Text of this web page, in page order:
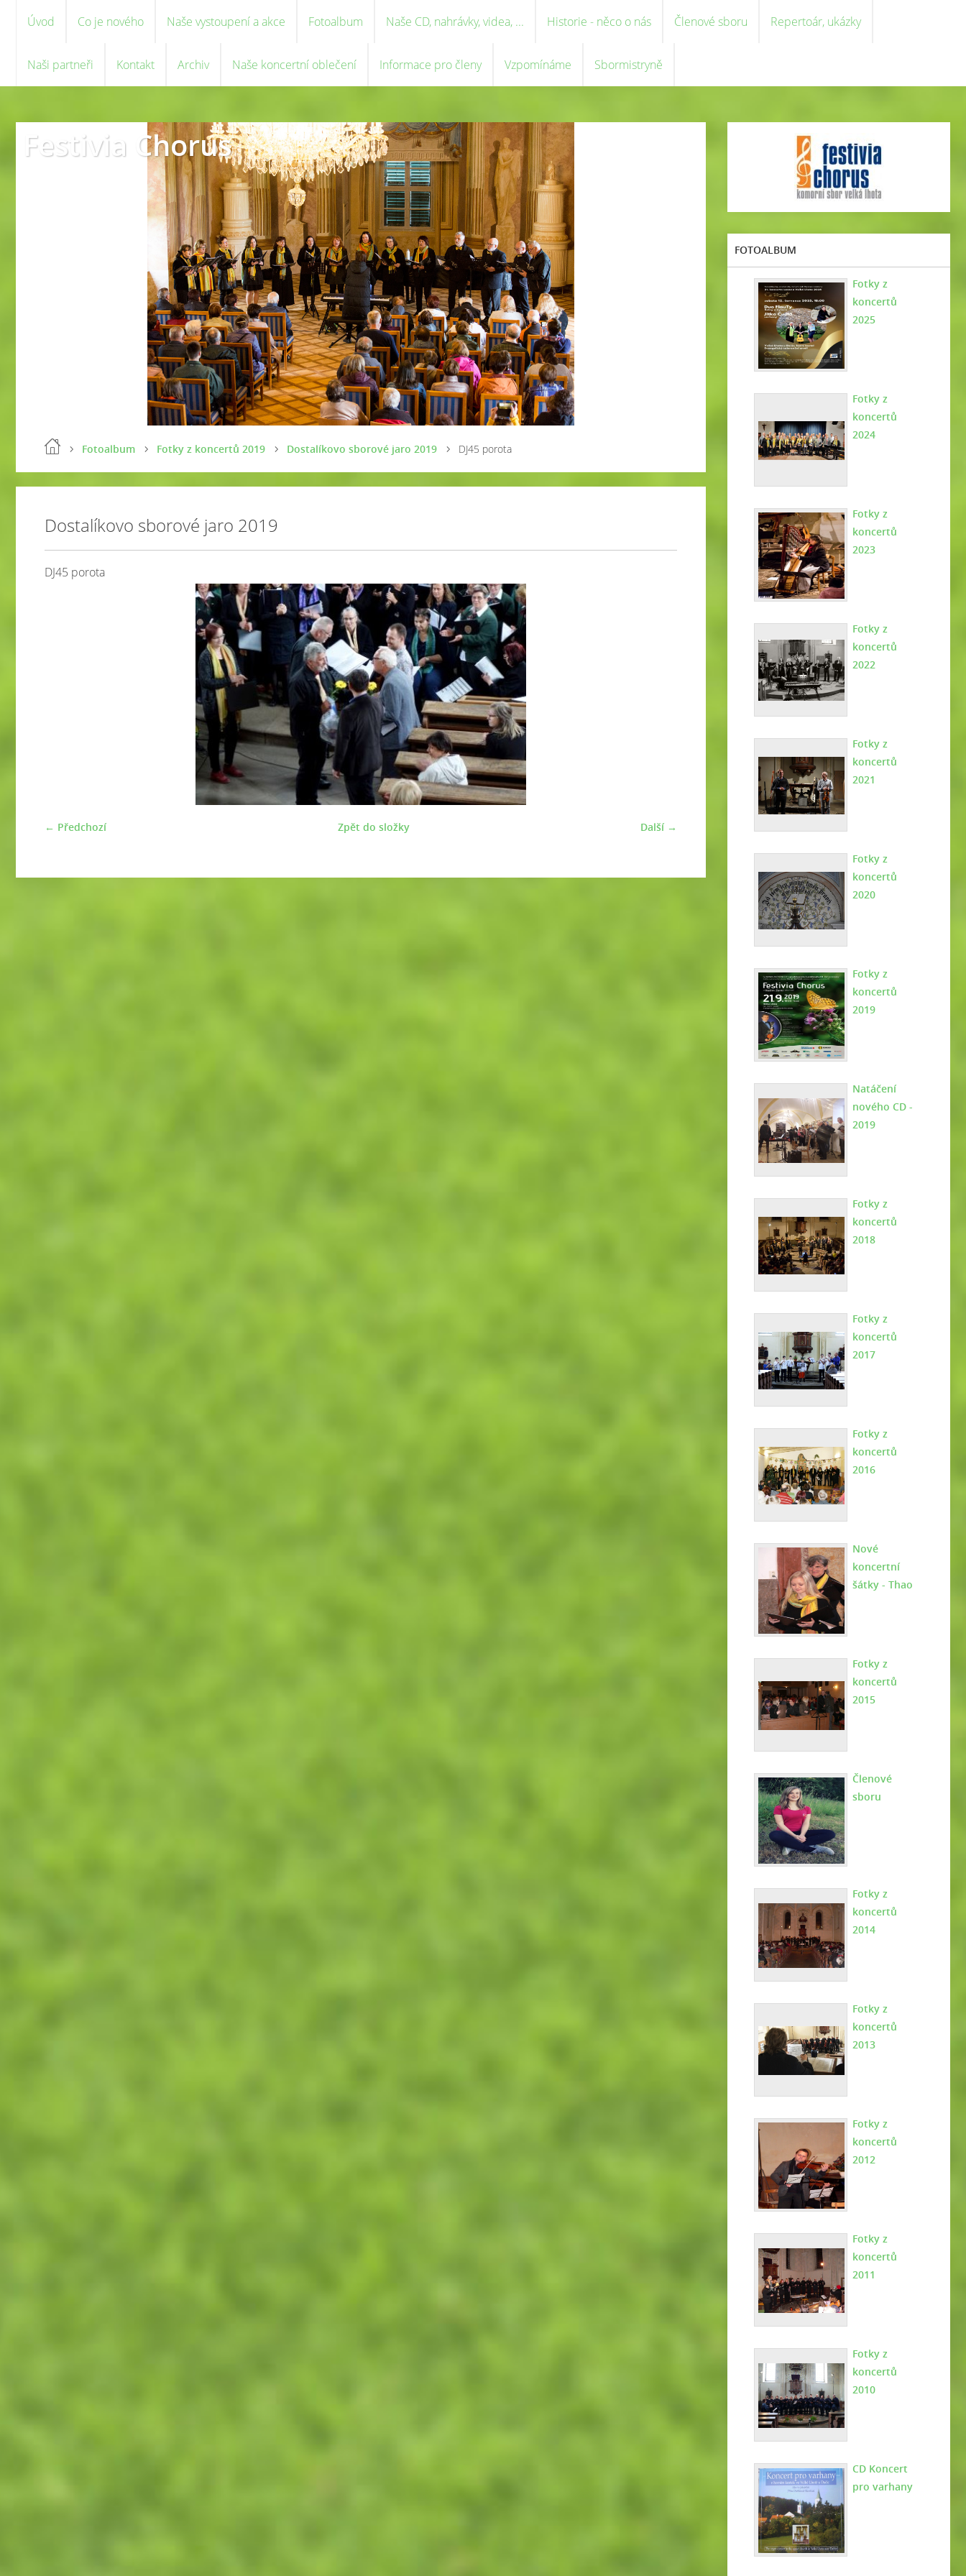
Úvod Co je nového Naše vystoupení a akce Fotoalbum Naše CD, nahrávky, videa, ... Historie - něco o nás Členové sboru Repertoár, ukázky
Naši partneři Kontakt Archiv Naše koncertní oblečení Informace pro členy Vzpomínáme Sbormistryně
Festivia Chorus
Fotoalbum Fotky z koncertů 2019 Dostalíkovo sborové jaro 2019 DJ45 porota
Dostalíkovo sborové jaro 2019
DJ45 porota
← Předchozí Další →
Zpět do složky
FOTOALBUM
Fotky z
koncertů
2025
Fotky z
koncertů
2024
Fotky z
koncertů
2023
Fotky z
koncertů
2022
Fotky z
koncertů
2021
Fotky z
koncertů
2020
Fotky z
koncertů
2019
Natáčení
nového CD -
2019
Fotky z
koncertů
2018
Fotky z
koncertů
2017
Fotky z
koncertů
2016
Nové
koncertní
šátky - Thao
Fotky z
koncertů
2015
Členové
sboru
Fotky z
koncertů
2014
Fotky z
koncertů
2013
Fotky z
koncertů
2012
Fotky z
koncertů
2011
Fotky z
koncertů
2010
CD Koncert
pro varhany